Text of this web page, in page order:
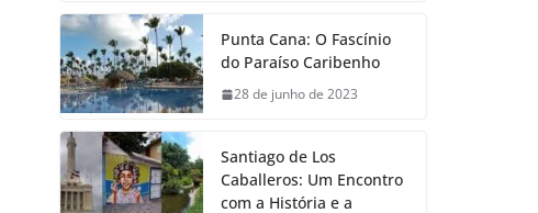
Punta Cana: O Fascínio
do Paraíso Caribenho
28 de junho de 2023
Santiago de Los
Caballeros: Um Encontro
com a História e a